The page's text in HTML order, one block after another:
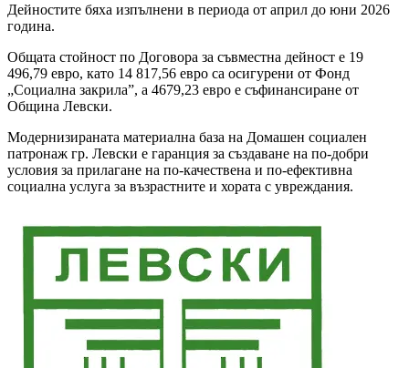
Дейностите бяха изпълнени в периода от април до юни 2026
година.
Общата стойност по Договора за съвместна дейност е 19
496,79 евро, като 14 817,56 евро са осигурени от Фонд
„Социална закрила”, а 4679,23 евро е съфинансиране от
Община Левски.
Модернизираната материална база на Домашен социален
патронаж гр. Левски е гаранция за създаване на по-добри
условия за прилагане на по-качествена и по-ефективна
социална услуга за възрастните и хората с увреждания.